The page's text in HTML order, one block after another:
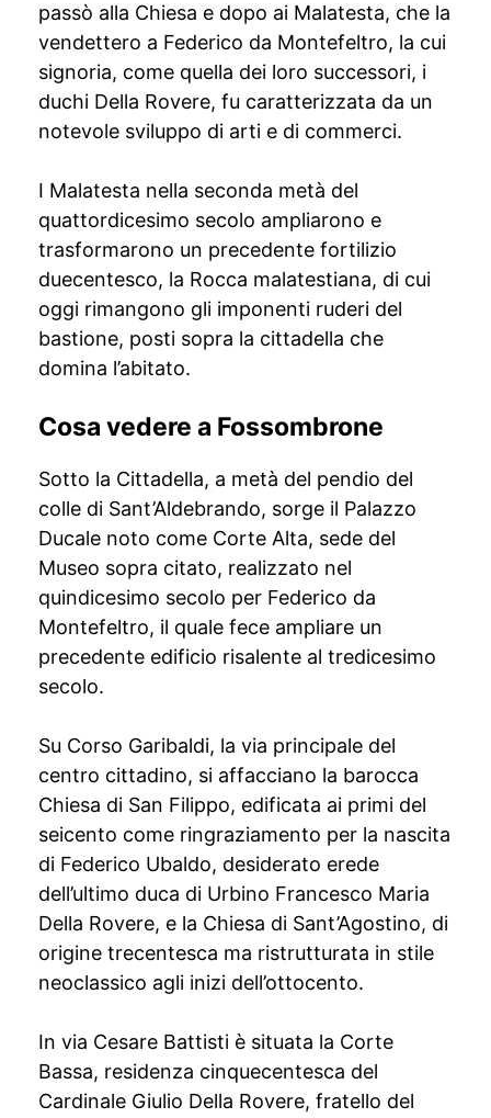
passò alla Chiesa e dopo ai Malatesta, che la
vendettero a Federico da Montefeltro, la cui
signoria, come quella dei loro successori, i
duchi Della Rovere, fu caratterizzata da un
notevole sviluppo di arti e di commerci.
I Malatesta nella seconda metà del
quattordicesimo secolo ampliarono e
trasformarono un precedente fortilizio
duecentesco, la Rocca malatestiana, di cui
oggi rimangono gli imponenti ruderi del
bastione, posti sopra la cittadella che
domina l’abitato.
Cosa vedere a Fossombrone
Sotto la Cittadella, a metà del pendio del
colle di Sant’Aldebrando, sorge il Palazzo
Ducale noto come Corte Alta, sede del
Museo sopra citato, realizzato nel
quindicesimo secolo per Federico da
Montefeltro, il quale fece ampliare un
precedente edificio risalente al tredicesimo
secolo.
Su Corso Garibaldi, la via principale del
centro cittadino, si affacciano la barocca
Chiesa di San Filippo, edificata ai primi del
seicento come ringraziamento per la nascita
di Federico Ubaldo, desiderato erede
dell’ultimo duca di Urbino Francesco Maria
Della Rovere, e la Chiesa di Sant’Agostino, di
origine trecentesca ma ristrutturata in stile
neoclassico agli inizi dell’ottocento.
In via Cesare Battisti è situata la Corte
Bassa, residenza cinquecentesca del
Cardinale Giulio Della Rovere, fratello del